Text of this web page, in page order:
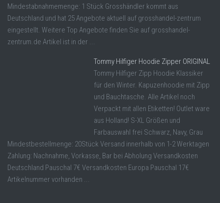
Mindestabnahmemenge: 1 Stück Grosshändler kommt aus
Deutschland und hat 25 Angebote aktuell auf grosshandel-zentrum
eingestellt. Weitere Top Angebote finden Sie auf grosshandel-
zentrum.de Artikel ist in der ...
Tommy Hilfiger Hoodie Zipper ORIGINAL
Tommy Hilfiger Zipp Hoodie Klassiker
für den Winter. Kapuzenhoodie mit Zipp
und Bauchtasche. Alle Artikel noch
Verpackt mit allen Etiketten! Outlet ware
aus Holland! S-XL Größen und
Farbauswahl frei Schwarz, Navy, Grau
Mindestbestellmenge: 20Stück Versand innerhalb von 1-2 Werktagen
Zahlung: Nachnahme, Vorkasse, Bar bei Abholung Versandkosten
Deutschland Pauschal 7€ Versandkosten Europa Pauschal 17€
Artikelnummer vorhanden ...